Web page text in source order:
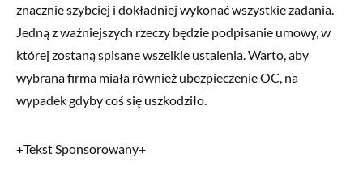
znacznie szybciej i dokładniej wykonać wszystkie zadania.
Jedną z ważniejszych rzeczy będzie podpisanie umowy, w
której zostaną spisane wszelkie ustalenia. Warto, aby
wybrana firma miała również ubezpieczenie OC, na
wypadek gdyby coś się uszkodziło.
+Tekst Sponsorowany+